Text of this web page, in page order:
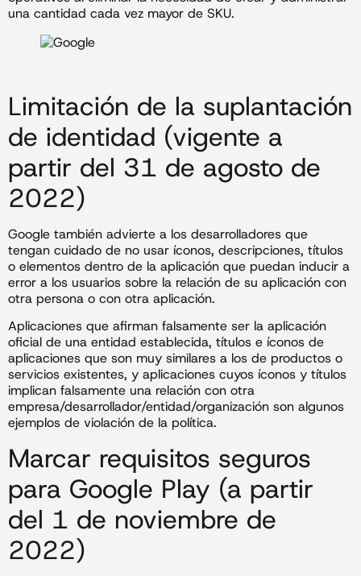
una cantidad cada vez mayor de SKU.
Limitación de la suplantación
de identidad (vigente a
partir del 31 de agosto de
2022)
Google también advierte a los desarrolladores que
tengan cuidado de no usar íconos, descripciones, títulos
o elementos dentro de la aplicación que puedan inducir a
error a los usuarios sobre la relación de su aplicación con
otra persona o con otra aplicación.
Aplicaciones que afirman falsamente ser la aplicación
oficial de una entidad establecida, títulos e íconos de
aplicaciones que son muy similares a los de productos o
servicios existentes, y aplicaciones cuyos íconos y títulos
implican falsamente una relación con otra
empresa/desarrollador/entidad/organización son algunos
ejemplos de violación de la política.
Marcar requisitos seguros
para Google Play (a partir
del 1 de noviembre de
2022)